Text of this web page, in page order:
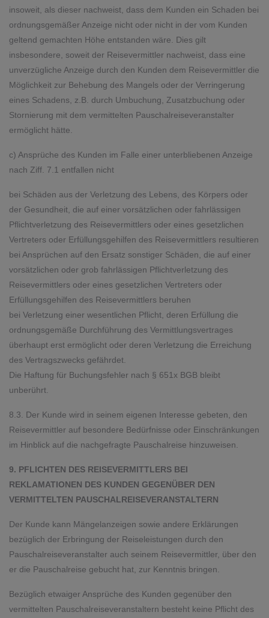
insoweit, als dieser nachweist, dass dem Kunden ein Schaden bei
ordnungsgemäßer Anzeige nicht oder nicht in der vom Kunden
geltend gemachten Höhe entstanden wäre. Dies gilt
insbesondere, soweit der Reisevermittler nachweist, dass eine
unverzügliche Anzeige durch den Kunden dem Reisevermittler die
Möglichkeit zur Behebung des Mangels oder der Verringerung
eines Schadens, z.B. durch Umbuchung, Zusatzbuchung oder
Stornierung mit dem vermittelten Pauschalreiseveranstalter
ermöglicht hätte.
c) Ansprüche des Kunden im Falle einer unterbliebenen Anzeige
nach Ziff. 7.1 entfallen nicht
bei Schäden aus der Verletzung des Lebens, des Körpers oder
der Gesundheit, die auf einer vorsätzlichen oder fahrlässigen
Pflichtverletzung des Reisevermittlers oder eines gesetzlichen
Vertreters oder Erfüllungsgehilfen des Reisevermittlers resultieren
bei Ansprüchen auf den Ersatz sonstiger Schäden, die auf einer
vorsätzlichen oder grob fahrlässigen Pflichtverletzung des
Reisevermittlers oder eines gesetzlichen Vertreters oder
Erfüllungsgehilfen des Reisevermittlers beruhen
bei Verletzung einer wesentlichen Pflicht, deren Erfüllung die
ordnungsgemäße Durchführung des Vermittlungsvertrages
überhaupt erst ermöglicht oder deren Verletzung die Erreichung
des Vertragszwecks gefährdet.
Die Haftung für Buchungsfehler nach § 651x BGB bleibt
unberührt.
8.3. Der Kunde wird in seinem eigenen Interesse gebeten, den
Reisevermittler auf besondere Bedürfnisse oder Einschränkungen
im Hinblick auf die nachgefragte Pauschalreise hinzuweisen.
9. PFLICHTEN DES REISEVERMITTLERS BEI
REKLAMATIONEN DES KUNDEN GEGENÜBER DEN
VERMITTELTEN PAUSCHALREISEVERANSTALTERN
Der Kunde kann Mängelanzeigen sowie andere Erklärungen
bezüglich der Erbringung der Reiseleistungen durch den
Pauschalreiseveranstalter auch seinem Reisevermittler, über den
er die Pauschalreise gebucht hat, zur Kenntnis bringen.
Bezüglich etwaiger Ansprüche des Kunden gegenüber den
vermittelten Pauschalreiseveranstaltern besteht keine Pflicht des